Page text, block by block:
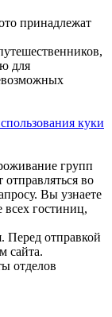
принадлежат
для
куки
групп
во
Вы узнаете
всех гостиниц,
Перед отправкой
сайта.
отделов